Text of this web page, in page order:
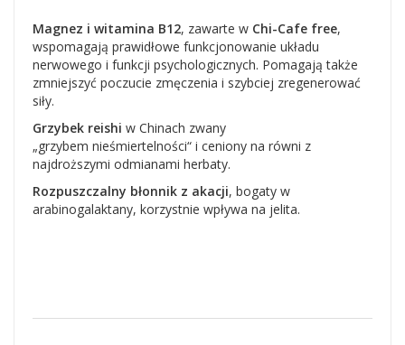
Magnez i witamina B12, zawarte w Chi-Cafe free,
wspomagają prawidłowe funkcjonowanie układu
nerwowego i funkcji psychologicznych. Pomagają także
zmniejszyć poczucie zmęczenia i szybciej zregenerować
siły.
Grzybek reishi w Chinach zwany
„grzybem nieśmiertelności“ i ceniony na równi z
najdroższymi odmianami herbaty.
Rozpuszczalny błonnik z akacji, bogaty w
arabinogalaktany, korzystnie wpływa na jelita.